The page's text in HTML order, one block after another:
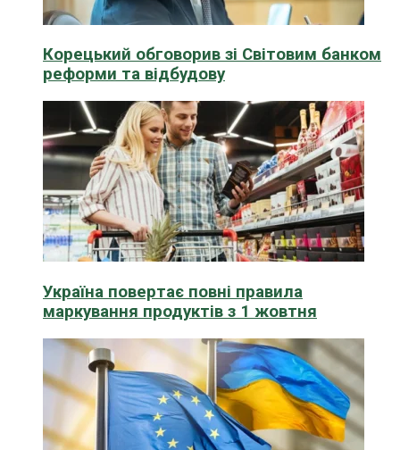
Корецький обговорив зі Світовим банком
реформи та відбудову
Україна повертає повні правила
маркування продуктів з 1 жовтня